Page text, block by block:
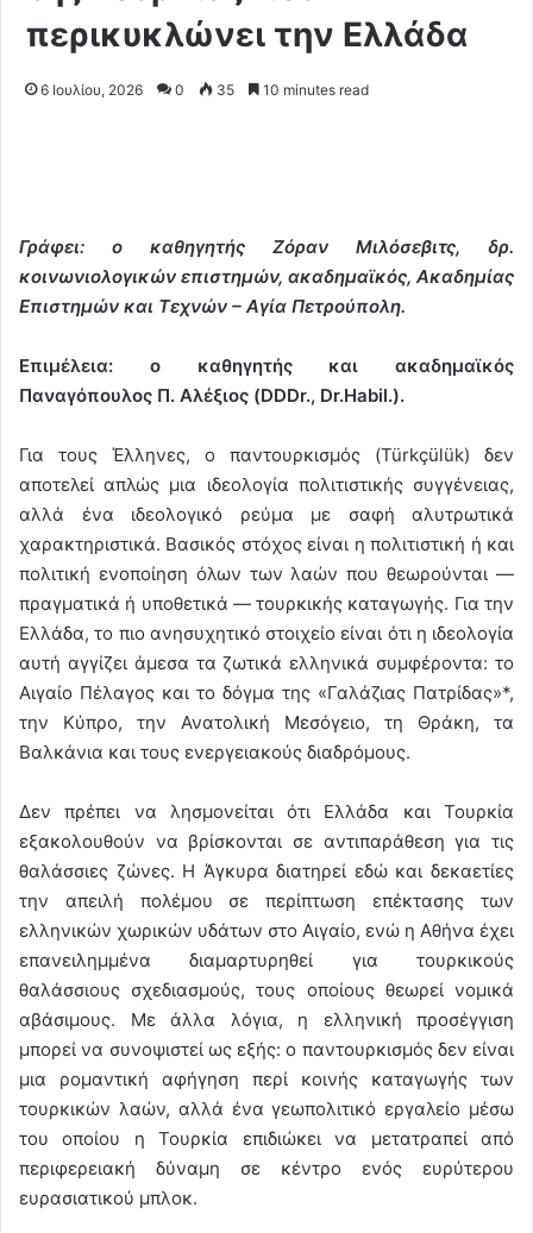
περικυκλώνει την Ελλάδα
6 Ιουλίου, 2026 0 35 10 minutes read
Γράφει: ο καθηγητής Ζόραν Μιλόσεβιτς, δρ.
κοινωνιολογικών επιστημών, ακαδημαϊκός, Ακαδημίας
Επιστημών και Τεχνών – Αγία Πετρούπολη.
Επιμέλεια: ο καθηγητής και ακαδημαϊκός
Παναγόπουλος Π. Αλέξιος (DDDr., Dr.Habil.).
Για τους Έλληνες, ο παντουρκισμός (Türkçülük) δεν
αποτελεί απλώς μια ιδεολογία πολιτιστικής συγγένειας,
αλλά ένα ιδεολογικό ρεύμα με σαφή αλυτρωτικά
χαρακτηριστικά. Βασικός στόχος είναι η πολιτιστική ή και
πολιτική ενοποίηση όλων των λαών που θεωρούνται —
πραγματικά ή υποθετικά — τουρκικής καταγωγής. Για την
Ελλάδα, το πιο ανησυχητικό στοιχείο είναι ότι η ιδεολογία
αυτή αγγίζει άμεσα τα ζωτικά ελληνικά συμφέροντα: το
Αιγαίο Πέλαγος και το δόγμα της «Γαλάζιας Πατρίδας»*,
την Κύπρο, την Ανατολική Μεσόγειο, τη Θράκη, τα
Βαλκάνια και τους ενεργειακούς διαδρόμους.
Δεν πρέπει να λησμονείται ότι Ελλάδα και Τουρκία
εξακολουθούν να βρίσκονται σε αντιπαράθεση για τις
θαλάσσιες ζώνες. Η Άγκυρα διατηρεί εδώ και δεκαετίες
την απειλή πολέμου σε περίπτωση επέκτασης των
ελληνικών χωρικών υδάτων στο Αιγαίο, ενώ η Αθήνα έχει
επανειλημμένα διαμαρτυρηθεί για τουρκικούς
θαλάσσιους σχεδιασμούς, τους οποίους θεωρεί νομικά
αβάσιμους. Με άλλα λόγια, η ελληνική προσέγγιση
μπορεί να συνοψιστεί ως εξής: ο παντουρκισμός δεν είναι
μια ρομαντική αφήγηση περί κοινής καταγωγής των
τουρκικών λαών, αλλά ένα γεωπολιτικό εργαλείο μέσω
του οποίου η Τουρκία επιδιώκει να μετατραπεί από
περιφερειακή δύναμη σε κέντρο ενός ευρύτερου
ευρασιατικού μπλοκ.